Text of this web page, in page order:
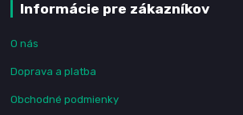
Informácie pre zákazníkov
O nás
Doprava a platba
Obchodné podmienky